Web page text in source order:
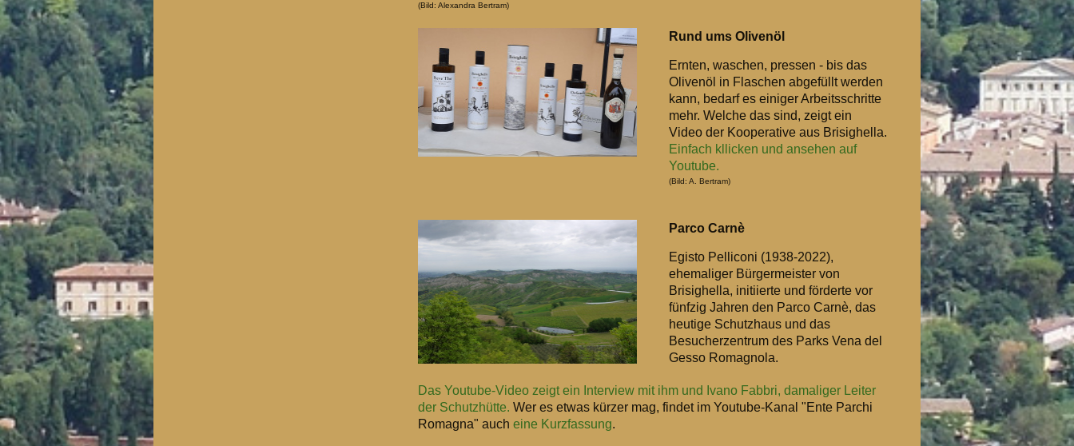
(Bild: Alexandra Bertram)
Rund ums Olivenöl
Ernten, waschen, pressen - bis das
Olivenöl in Flaschen abgefüllt werden
kann, bedarf es einiger Arbeitsschritte
mehr. Welche das sind, zeigt ein
Video der Kooperative aus Brisighella.
Einfach kllicken und ansehen auf
Youtube.
(Bild: A. Bertram)
Parco Carnè
Egisto Pelliconi (1938-2022),
ehemaliger Bürgermeister von
Brisighella, initiierte und förderte vor
fünfzig Jahren den Parco Carnè, das
heutige Schutzhaus und das
Besucherzentrum des Parks Vena del
Gesso Romagnola.
Das Youtube-Video zeigt ein Interview mit ihm und Ivano Fabbri, damaliger Leiter
der Schutzhütte. Wer es etwas kürzer mag, findet im Youtube-Kanal "Ente Parchi
Romagna" auch eine Kurzfassung.